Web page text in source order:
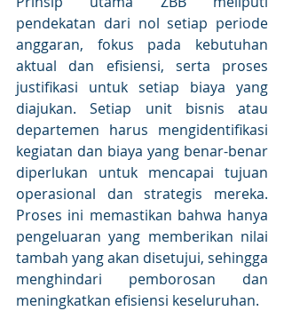
pendekatan dari nol setiap periode
anggaran, fokus pada kebutuhan
aktual dan efisiensi, serta proses
justifikasi untuk setiap biaya yang
diajukan. Setiap unit bisnis atau
departemen harus mengidentifikasi
kegiatan dan biaya yang benar-benar
diperlukan untuk mencapai tujuan
operasional dan strategis mereka.
Proses ini memastikan bahwa hanya
pengeluaran yang memberikan nilai
tambah yang akan disetujui, sehingga
menghindari pemborosan dan
meningkatkan efisiensi keseluruhan.